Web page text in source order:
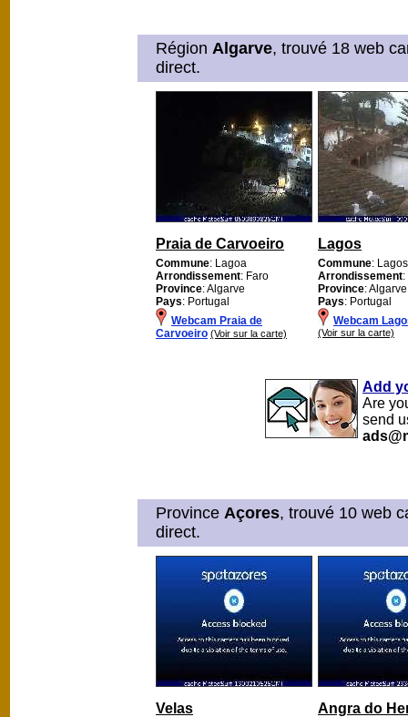
Région Algarve, trouvé 18 web
direct.
Praia de Carvoeiro
Commune: Lagoa
Arrondissement: Faro
Province: Algarve
Pays: Portugal
Webcam Praia de
Carvoeiro (Voir sur la carte)
Lagos
Commune: Lagos
Arrondissement
Province: Algarve
Pays: Portugal
Webcam
(Voir sur la carte)
Add
Are
send
Province Açores, trouvé 10 web
direct.
Velas Angra do